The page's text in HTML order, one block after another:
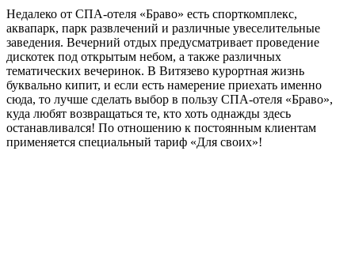
Недалеко от СПА-отеля «Браво» есть спорткомплекс,
аквапарк, парк развлечений и различные увеселительные
заведения. Вечерний отдых предусматривает проведение
дискотек под открытым небом, а также различных
тематических вечеринок. В Витязево курортная жизнь
буквально кипит, и если есть намерение приехать именно
сюда, то лучше сделать выбор в пользу СПА-отеля «Браво»,
куда любят возвращаться те, кто хоть однажды здесь
останавливался! По отношению к постоянным клиентам
применяется специальный тариф «Для своих»!